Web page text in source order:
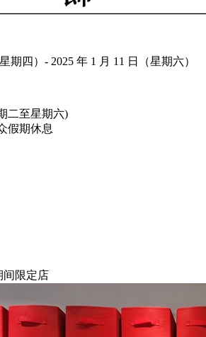
期四）- 2025 年 1 月 11 日（星期六）
二至星期六)
假期休息
间限定店